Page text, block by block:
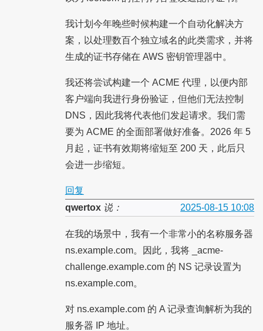
我计划今年晚些时候构建一个自动化解决方
案，以处理数百个独立域名的此类需求，并将
生成的证书存储在 AWS 密钥管理器中。
我还将尝试构建一个 ACME 代理，以便内部
客户端向我进行身份验证，但他们无法控制
DNS，因此我将代表他们发起请求。我们需
要为 ACME 的全面部署做好准备。2026 年 5
月起，证书有效期将缩短至 200 天，此后只
会进一步缩短。
回复
qwertox说： 2025-08-15 10:08
在我的场景中，我有一个非常小的名称服务器
ns.example.com。因此，我将 _acme-
challenge.example.com 的 NS 记录设置为
ns.example.com。
对 ns.example.com 的 A 记录查询解析为我的
服务器 IP 地址。